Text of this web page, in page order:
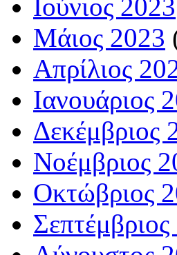
Ιούνιος 2023
Μάιος 2023
Απρίλιος
Ιανουάριος
Δεκέμβριος
Νοέμβριος
Οκτώβριος